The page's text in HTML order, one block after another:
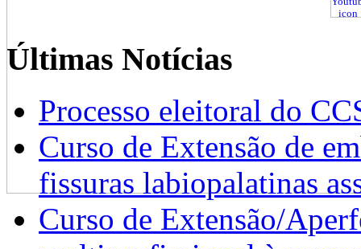
Últimas Notícias
Processo eleitoral do
Curso de Extensão de
fissuras labiopalatinas
Curso de Extensão/